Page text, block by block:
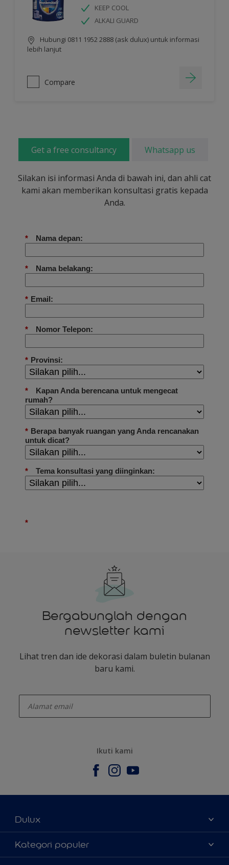
KEEP COOL
ALKALI GUARD
Hubungi 0811 1952 2888 (ask dulux) untuk informasi
lebih lanjut
Compare
Get a free consultancy Whatsapp us
Silakan isi informasi Anda di bawah ini, dan ahli cat
kami akan memberikan konsultasi gratis kepada
Anda.
Bergabunglah dengan
newsletter kami
Lihat tren dan ide dekorasi dalam buletin bulanan
baru kami.
Ikuti kami
Dulux
Tentang Kami
Contact us
Kategori populer